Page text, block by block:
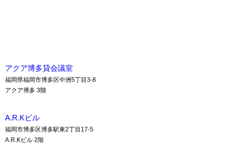
アクア博多貸会議室
福岡県福岡市博多区中洲5丁目3-8
アクア博多 3階
A.R.Kビル
福岡市博多区博多駅東2丁目17-5
A.R.Kビル 2階